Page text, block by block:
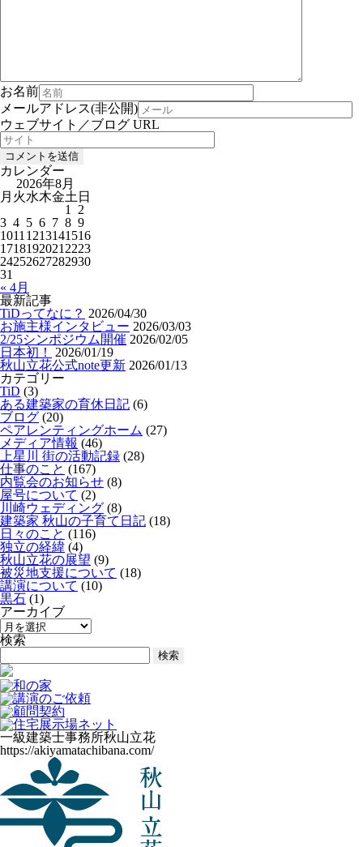
お名前
メールアドレス(非公開)
ウェブサイト／ブログ URL
カレンダー
2026年8月
月 火水木金土 日
1
2
3 4 5 6 7 8 9
1011 1213141516
1718192021 2223
24252627282930
31
« 4月
最新記事
TiDってなに？ 2026/04/30
お施主様インタビュー 2026/03/03
2/25シンポジウム開催 2026/02/05
日本初！
2026/01/19
秋山立花公式note更新 2026/01/13
カテゴリー
TiD (3)
ある建築家の育休日記 (6)
ブログ (20)
ペアレンティングホーム (27)
メディア情報 (46)
上星川 街の活動記録 (28)
仕事のこと (167)
内覧会のお知らせ (8)
屋号について (2)
川崎ウェディング (8)
建築家 秋山の子育て日記 (18)
日々のこと (116)
独立の経緯 (4)
秋山立花の展望 (9)
被災地支援について (18)
講演について (10)
黒石 (1)
アーカイブ
ア
ー
カ
イ
ブ
検索
検
索:
一級建築士事務所秋山立花
https://akiyamatachibana.com/